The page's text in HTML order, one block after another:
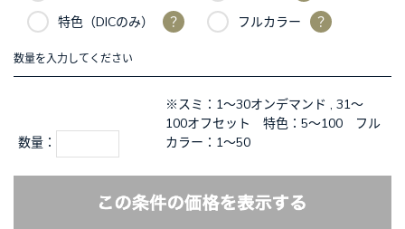
特色（DICのみ）
？ フルカラー ？
数量を入力してください
数量：
※スミ：1～30オンデマンド , 31～
100オフセット 特色：5～100 フル
カラー：1～50